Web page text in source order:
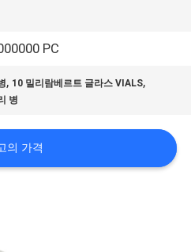
PC
, 10 밀리람베르트 글라스 VIALS,
병
의 가격